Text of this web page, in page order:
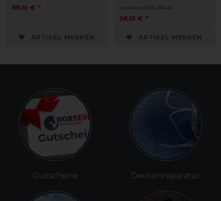
89,10 € *
ARTIKEL MERKEN
vorher 109,00 €
98,10 € *
ARTIKEL MERKEN
Gutscheine Deckenreparatur